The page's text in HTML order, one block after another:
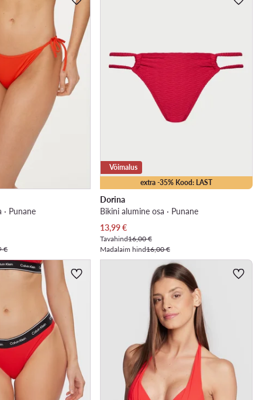
· Punane
€
extra -35% Kood: LAST
Võimalus
Dorina
Bikini alumine osa · Punane
Praegune hind
13,99€
Tavahind16,00 €
Madalaim hind16,00 €